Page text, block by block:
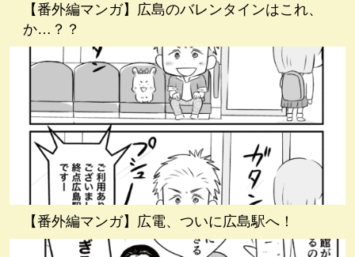
【番外編マンガ】広島のバレンタインはこれ、
か…？？
【番外編マンガ】広電、ついに広島駅へ！